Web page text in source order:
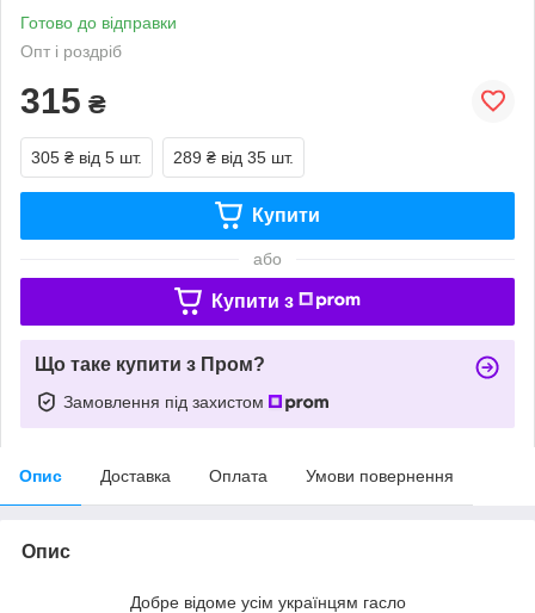
Готово до відправки
Опт і роздріб
315 ₴
305 ₴ від 5 шт. 289 ₴ від 35 шт.
Купити
або
Купити з
Що таке купити з Пром?
Замовлення під захистом
Опис Доставка Оплата Умови повернення
Опис
Добре відоме усім українцям гасло